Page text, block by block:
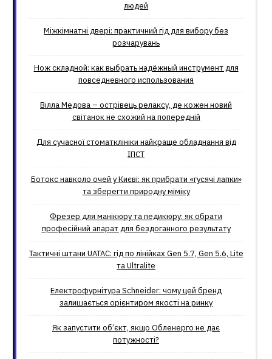
людей
Міжкімнатні двері: практичний гід для вибору без
розчарувань
Нож складной: как выбрать надёжный инструмент для
повседневного использования
Вілла Медова – острівець релаксу, де кожен новий
світанок не схожий на попередній
Для сучасної стоматклініки найкраще обладнання від
ІПСТ
Ботокс навколо очей у Києві: як прибрати «гусячі лапки»
та зберегти природну міміку
Фрезер для манікюру та педикюру: як обрати
професійний апарат для бездоганного результату
Тактичні штани UATAC: гід по лінійках Gen 5.7, Gen 5.6, Lite
та Ultralite
Електрофурнітура Schneider: чому цей бренд
залишається орієнтиром якості на ринку
Як запустити об’єкт, якщо Обленерго не дає
потужності?